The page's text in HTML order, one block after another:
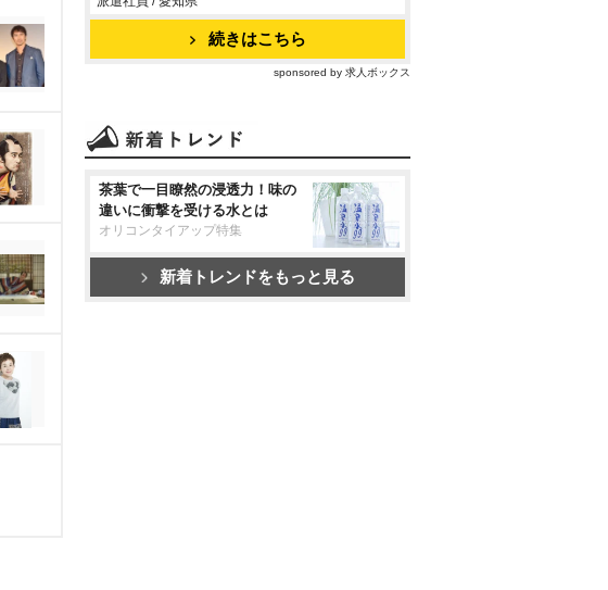
続きはこちら
sponsored by 求人ボックス
茶葉で一目瞭然の浸透力！味の
違いに衝撃を受ける水とは
オリコンタイアップ特集
新着トレンドをもっと見る